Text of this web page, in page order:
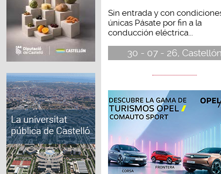
Sin entrada y con
únicas Pásate por fin a la
conducción eléctrica...
30 - 07 - 26,